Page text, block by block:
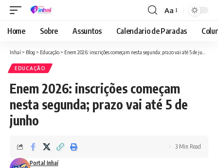
Font
Resizer
Aa
Home Sobre Assuntos Calendario de Paradas
Inhaí > Blog > Educação > Enem 2026: inscrições começam nesta segunda; prazo vai até 5 de junho
EDUCAÇÃO
Enem 2026: inscrições começam
nesta segunda; prazo vai até 5 de
junho
Portal Inhaí
3 Min Read